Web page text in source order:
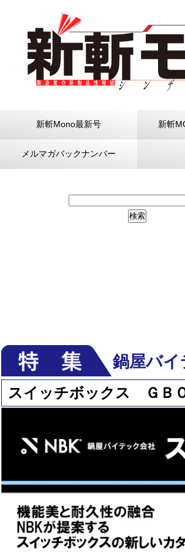
新斬Mono最新号 新斬
メルマガバックナンバー
鍋屋バイ
スイッチボックス ＧＢ